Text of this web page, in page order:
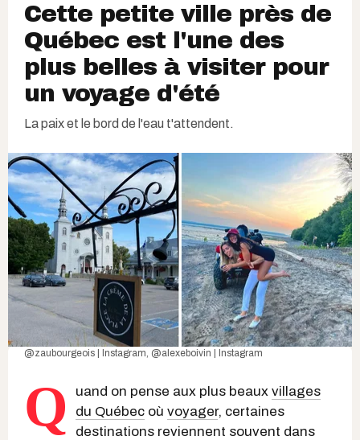
Cette petite ville près de
Québec est l'une des
plus belles à visiter pour
un voyage d'été
La paix et le bord de l'eau t'attendent.
@zaubourgeois | Instagram, @alexeboivin | Instagram
Q uand on pense aux plus beaux villages
du Québec où voyager, certaines
destinations reviennent souvent dans